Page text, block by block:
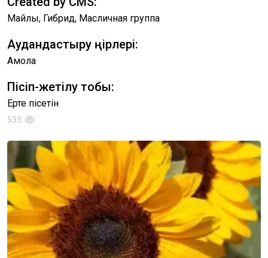
Майлы, Гибрид, Масличная группа
Аудандастыру өңірлері:
Ақмола
Пісіп-жетілу тобы:
Ерте пісетін
533